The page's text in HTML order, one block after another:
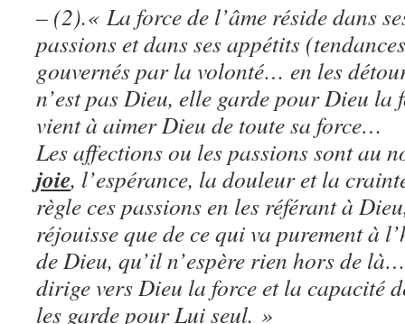
– (2).« La force de l’âme réside dans
passions et dans ses appétits
gouvernés par la volonté… en les
n’est pas Dieu, elle garde pour Dieu la
vient à aimer Dieu de toute sa force…
Les affections ou les passions sont au
joie, l’espérance, la douleur et la
règle ces passions en les référant à
réjouisse que de ce qui va purement à
de Dieu, qu’il n’espère rien hors de
dirige vers Dieu la force et la capacité
les garde pour Lui seul. »